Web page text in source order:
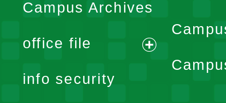
Campus Archives
office file
expand
info security